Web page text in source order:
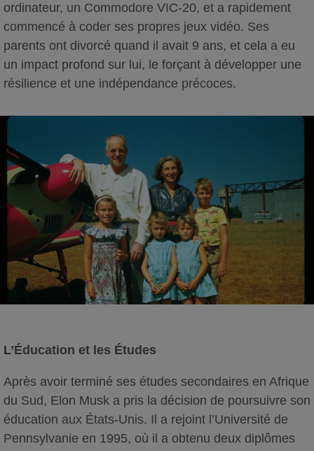
ordinateur, un Commodore VIC-20, et a rapidement
commencé à coder ses propres jeux vidéo. Ses
parents ont divorcé quand il avait 9 ans, et cela a eu
un impact profond sur lui, le forçant à développer une
résilience et une indépendance précoces.
L’Éducation et les Études
Après avoir terminé ses études secondaires en Afrique
du Sud, Elon Musk a pris la décision de poursuivre son
éducation aux États-Unis. Il a rejoint l’Université de
Pennsylvanie en 1995, où il a obtenu deux diplômes